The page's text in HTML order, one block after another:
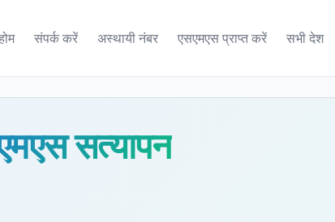
संपर्क करें अस्थायी नंबर एसएमएस प्राप्त करें सभी देश
सत्यापन